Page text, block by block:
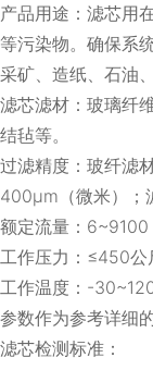
产品用途：滤芯用
等污染物。确保系
采矿、造纸、石油
滤芯滤材：玻璃纤
结毡等。
过滤精度：玻纤滤
400μm（微米）；
额定流量：
工作压力：≤450公
工作温度：-
参数作为参考详细
滤芯检测标准：